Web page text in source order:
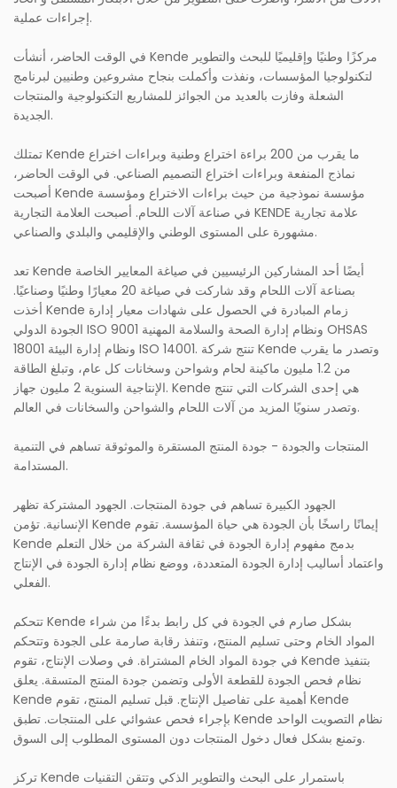
إجراءات عملية.
في الوقت الحاضر، أنشأت Kende مركزًا وطنيًا وإقليميًا للبحث والتطوير
لتكنولوجيا المؤسسات، ونفذت وأكملت بنجاح مشروعين وطنيين لبرنامج
الشعلة وفازت بالعديد من الجوائز للمشاريع التكنولوجية والمنتجات
الجديدة.
تمتلك Kende ما يقرب من 200 براءة اختراع وطنية وبراءات اختراع
نماذج المنفعة وبراءات اختراع التصميم الصناعي. في الوقت الحاضر،
أصبحت Kende مؤسسة نموذجية من حيث براءات الاختراع ومؤسسة
في صناعة آلات اللحام. أصبحت العلامة التجارية KENDE علامة تجارية
مشهورة على المستوى الوطني والإقليمي والبلدي والصناعي.
تعد Kende أيضًا أحد المشاركين الرئيسيين في صياغة المعايير الخاصة
بصناعة آلات اللحام وقد شاركت في صياغة 20 معيارًا وطنيًا وصناعيًا.
أخذت Kende زمام المبادرة في الحصول على شهادات معيار إدارة
الجودة الدولي ISO 9001 ونظام إدارة الصحة والسلامة المهنية OHSAS
18001 ونظام إدارة البيئة ISO 14001. تنتج شركة Kende وتصدر ما يقرب
من 1.2 مليون ماكينة لحام وشواحن وسخانات كل عام، وتبلغ الطاقة
الإنتاجية السنوية 2 مليون جهاز. Kende هي إحدى الشركات التي تنتج
وتصدر سنويًا المزيد من آلات اللحام والشواحن والسخانات في العالم.
المنتجات والجودة - جودة المنتج المستقرة والموثوقة تساهم في التنمية
المستدامة.
الجهود الكبيرة تساهم في جودة المنتجات. الجهود المشتركة تظهر
الإنسانية. تؤمن Kende إيمانًا راسخًا بأن الجودة هي حياة المؤسسة. تقوم
Kende بدمج مفهوم إدارة الجودة في ثقافة الشركة من خلال التعلم
واعتماد أساليب إدارة الجودة المتعددة، ووضع نظام إدارة الجودة في الإنتاج
الفعلي.
تتحكم Kende بشكل صارم في الجودة في كل رابط بدءًا من شراء
المواد الخام وحتى تسليم المنتج، وتنفذ رقابة صارمة على الجودة وتتحكم
في جودة المواد الخام المشتراة. في وصلات الإنتاج، تقوم Kende بتنفيذ
نظام فحص الجودة للقطعة الأولى وتضمن جودة المنتج المتسقة. يعلق
Kende أهمية على تفاصيل الإنتاج. قبل تسليم المنتج، تقوم Kende
بإجراء فحص عشوائي على المنتجات. تطبق Kende نظام التصويت الواحد
وتمنع بشكل فعال دخول المنتجات دون المستوى المطلوب إلى السوق.
تركز Kende باستمرار على البحث والتطوير الذكي وتتقن التقنيات